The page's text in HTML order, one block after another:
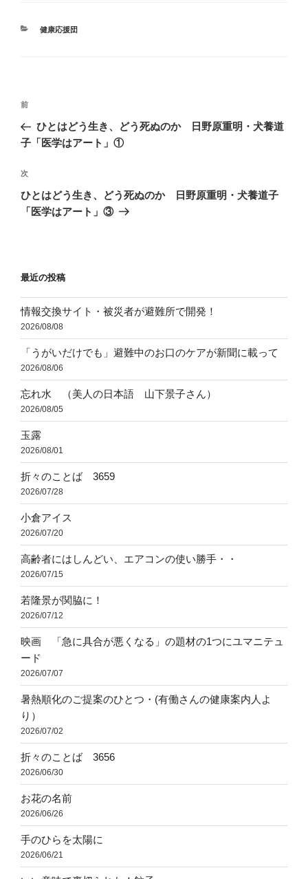
カ
健康応援団
投
ナ
ゲ
ー
シ
前
の
投
前
ひとはどう生き、どう死ぬのか 日野原重明・犬養道
子「医学はアート」①
次
の
投
次
ひとはどう生き、どう死ぬのか 日野原重明・犬養道子
「医学はアート」③
最近の投稿
情報交換サイト・被災者が避難所で開発！
2026/08/08
「うがいだけでも」避難中のお口のケアが新聞に載って
2026/08/06
忘れ水 （美人の日本語 山下景子さん）
2026/08/05
玉露
2026/08/01
折々のことば 3659
2026/07/28
小倉アイス
2026/07/20
高齢者にはしんどい、エアコンの使い勝手・・
2026/07/15
若隆景が関脇に！
2026/07/12
映画 「急に具合が悪くなる」の題材の1つにユマニテュ
ード
2026/07/07
暑熱順化のご提案のひとつ・(有働さんの健康案内人よ
り）
2026/07/02
折々のことば 3656
2026/06/30
お花の名前
2026/06/26
手のひらを太陽に
2026/06/21